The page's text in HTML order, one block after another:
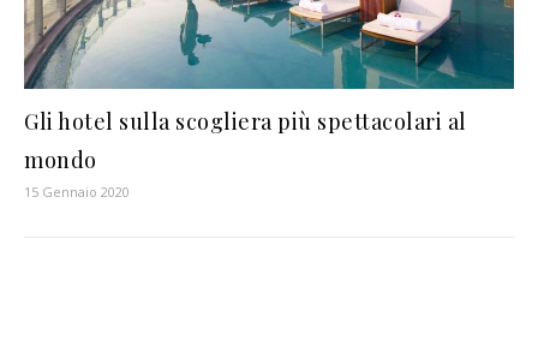
Gli hotel sulla scogliera più spettacolari al
mondo
15 Gennaio 2020